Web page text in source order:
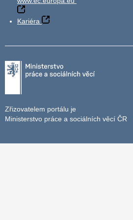
Kariéra
Zřizovatelem portálu je
Ministerstvo práce a sociálních věcí ČR